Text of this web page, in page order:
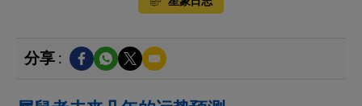
分享 :